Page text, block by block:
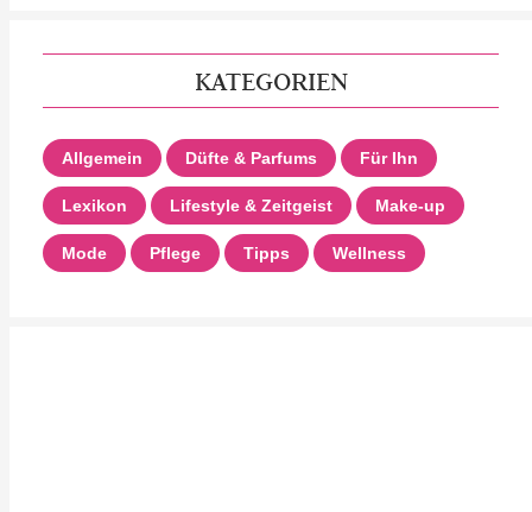
KATEGORIEN
Allgemein Düfte & Parfums Für Ihn
Lexikon Lifestyle & Zeitgeist Make-up
Mode Pflege Tipps Wellness